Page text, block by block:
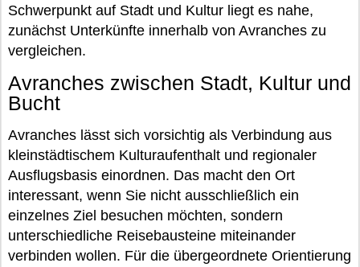
Schwerpunkt auf Stadt und Kultur liegt es nahe,
zunächst Unterkünfte innerhalb von Avranches zu
vergleichen.
Avranches zwischen Stadt, Kultur und
Bucht
Avranches lässt sich vorsichtig als Verbindung aus
kleinstädtischem Kulturaufenthalt und regionaler
Ausflugsbasis einordnen. Das macht den Ort
interessant, wenn Sie nicht ausschließlich ein
einzelnes Ziel besuchen möchten, sondern
unterschiedliche Reisebausteine miteinander
verbinden wollen. Für die übergeordnete Orientierung